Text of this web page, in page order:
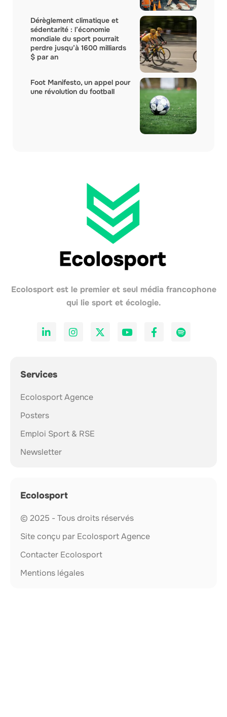
Dérèglement climatique et
sédentarité : l’économie
mondiale du sport pourrait
perdre jusqu’à 1600 milliards
$ par an
Foot Manifesto, un appel pour
une révolution du football
Ecolosport est le premier et seul média francophone
qui lie sport et écologie.
Services
Ecolosport Agence
Posters
Emploi Sport & RSE
Newsletter
Ecolosport
© 2025 - Tous droits réservés
Site conçu par Ecolosport Agence
Contacter Ecolosport
Mentions légales